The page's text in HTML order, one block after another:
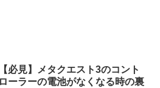
【必見】メタクエスト3のコント
ローラーの電池がなくなる時の裏